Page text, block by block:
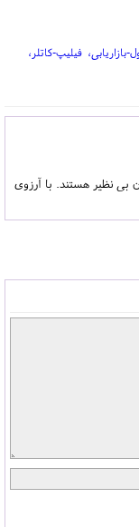
بازاریابی
فیلیپ-کاتلر
بی نظیر هستند. با آرزوی